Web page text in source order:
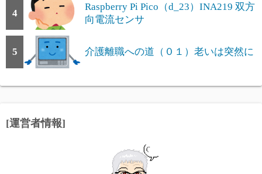
4
Raspberry Pi Pico（d_23）INA219 双方
向電流センサ
5 介護離職への道（０１）老いは突然に
[運営者情報]